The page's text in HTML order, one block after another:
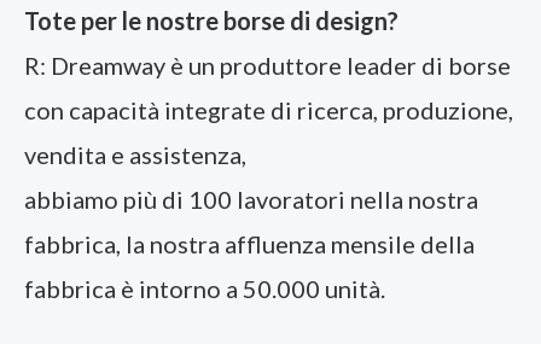
Tote per le nostre borse di design?
R: Dreamway è un produttore leader di borse
con capacità integrate di ricerca, produzione,
vendita e assistenza,
abbiamo più di 100 lavoratori nella nostra
fabbrica, la nostra affluenza mensile della
fabbrica è intorno a 50.000 unità.